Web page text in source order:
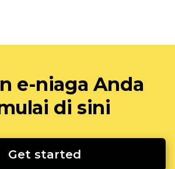
e-niaga Anda
di sini
Get started